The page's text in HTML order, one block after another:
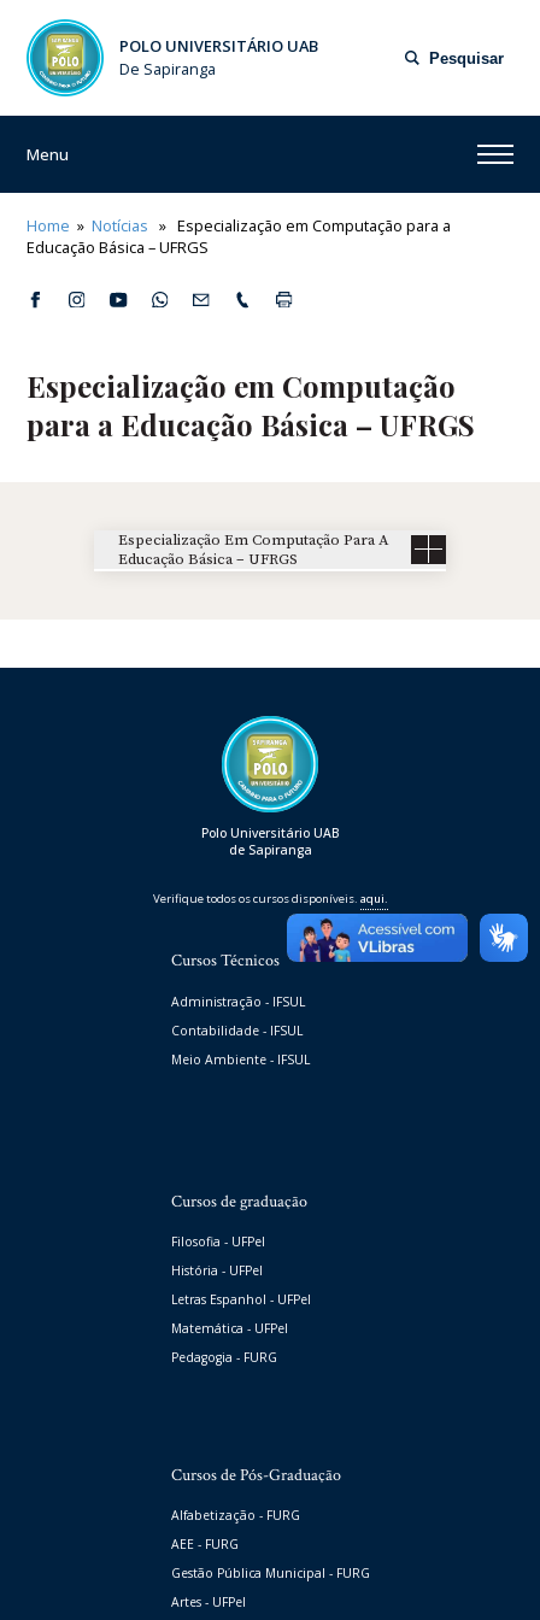
POLO UNIVERSITÁRIO UAB
De Sapiranga
Pesquisar
Menu
Home »Notícias » Especialização em Computação para a
Educação Básica – UFRGS
Especialização em Computação
para a Educação Básica – UFRGS
Especialização Em Computação Para A
Educação Básica – UFRGS
Polo Universitário UAB
de Sapiranga
Verifique todos os cursos disponíveis. aqui.
Cursos Técnicos
Administração - IFSUL
Contabilidade - IFSUL
Meio Ambiente - IFSUL
Cursos de graduação
Filosofia - UFPel
História - UFPel
Letras Espanhol - UFPel
Matemática - UFPel
Pedagogia - FURG
Cursos de Pós-Graduação
Alfabetização - FURG
AEE - FURG
Gestão Pública Municipal - FURG
Artes - UFPel